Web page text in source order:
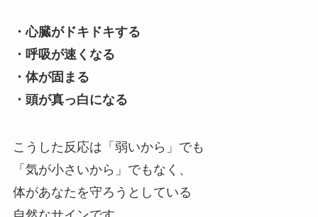
・心臓がドキドキする
・呼吸が速くなる
・体が固まる
・頭が真っ白になる
こうした反応は「弱いから」でも
「気が小さいから」でもなく、
体があなたを守ろうとしている